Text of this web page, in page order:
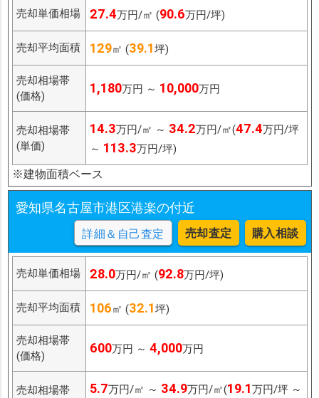
売却単価相場 27.4万円/㎡ (90.6万円/坪)
売却平均面積 129㎡ (39.1坪)
売却相場帯
(価格)
1,180万円 ～ 10,000万円
売却相場帯
(単価)
14.3万円/㎡ ～ 34.2万円/㎡(47.4万円/坪
～ 113.3万円/坪)
※建物面積ベース
愛知県名古屋市港区港楽の付近
詳細＆自己査定 売却査定 購入相談
売却単価相場 28.0万円/㎡ (92.8万円/坪)
売却平均面積 106㎡ (32.1坪)
売却相場帯
(価格)
600万円 ～ 4,000万円
売却相場帯
5.7万円/㎡ ～ 34.9万円/㎡(19.1万円/坪 ～